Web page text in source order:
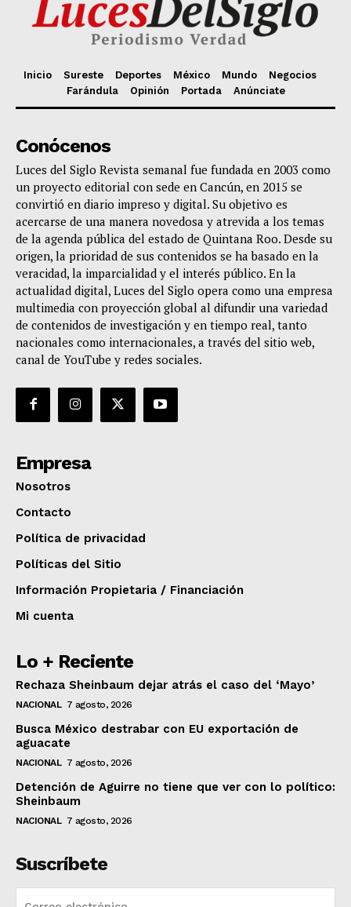
Inicio Sureste Deportes México Mundo
Negocios
Farándula
Opinión Portada Anúnciate
Conócenos
Luces del Siglo Revista semanal fue fundada en 2003 como
un proyecto editorial con sede en Cancún, en 2015 se
convirtió en diario impreso y digital. Su objetivo es
acercarse de una manera novedosa y atrevida a los temas
de la agenda pública del estado de Quintana Roo. Desde su
origen, la prioridad de sus contenidos se ha basado en la
veracidad, la imparcialidad y el interés público. En la
actualidad digital, Luces del Siglo opera como una empresa
multimedia con proyección global al difundir una variedad
de contenidos de investigación y en tiempo real, tanto
nacionales como internacionales, a través del sitio web,
canal de YouTube y redes sociales.
Empresa
Nosotros
Contacto
Política de privacidad
Políticas del Sitio
Información Propietaria / Financiación
Mi cuenta
Lo + Reciente
Rechaza Sheinbaum dejar atrás el caso del ‘Mayo’
NACIONAL 7 agosto, 2026
Busca México destrabar con EU exportación de
aguacate
NACIONAL 7 agosto, 2026
Detención de Aguirre no tiene que ver con lo político:
Sheinbaum
NACIONAL 7 agosto, 2026
Suscríbete